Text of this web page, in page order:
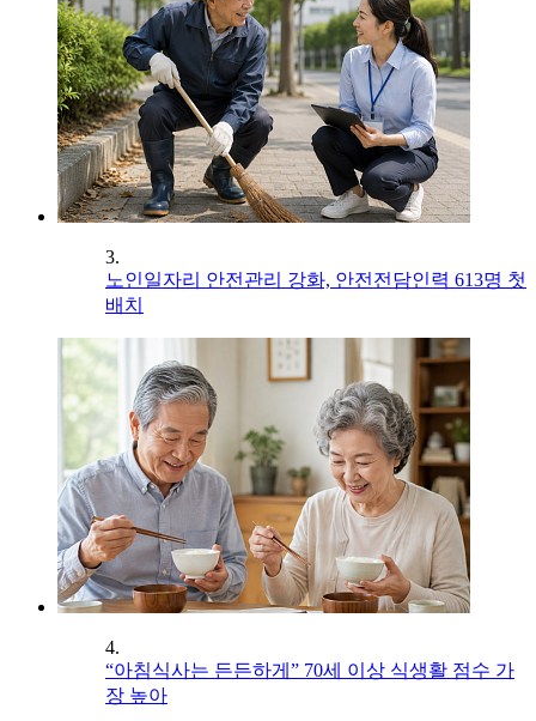
3.
노인일자리 안전관리 강화, 안전전담인력 613명 첫
배치
4.
“아침식사는 든든하게” 70세 이상 식생활 점수 가
장 높아